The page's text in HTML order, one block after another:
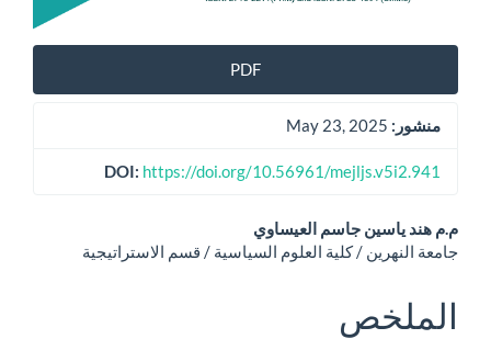
PDF
منشور:
DOI: https://doi.org/10.56961/mejljs.v5i2.941
محتوى
المقالة
الرئيسي
م.م هند ياسين جاسم العيساوي
جامعة النهرين / كلية العلوم السياسية / قسم الاستراتيجية
الملخص